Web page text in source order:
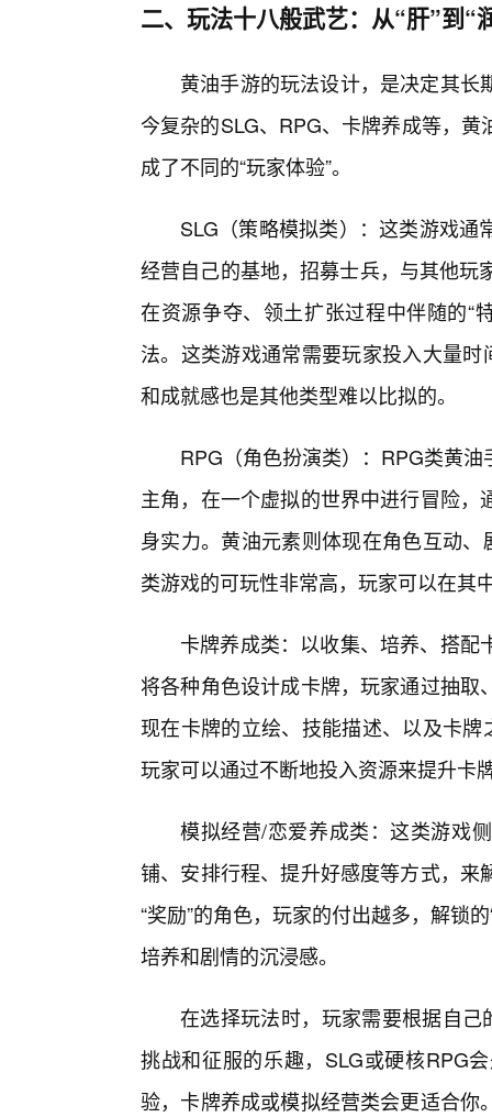
二、玩法十八般武艺：从“肝”到“
黄油手游的玩法设计，是决定其
今复杂的SLG、RPG、卡牌养成等，
成了不同的“玩家体验”。
SLG（策略模拟类）：这类游戏
经营自己的基地，招募士兵，与其他
在资源争夺、领土扩张过程中伴随的“
法。这类游戏通常需要玩家投入大量
和成就感也是其他类型难以比拟的。
RPG（角色扮演类）：RPG类黄
主角，在一个虚拟的世界中进行冒险
身实力。黄油元素则体现在角色互动
类游戏的可玩性非常高，玩家可以在其
卡牌养成类：以收集、培养、搭
将各种角色设计成卡牌，玩家通过抽
现在卡牌的立绘、技能描述、以及卡
玩家可以通过不断地投入资源来提升卡
模拟经营/恋爱养成类：这类游戏
铺、安排行程、提升好感度等方式，
“奖励”的角色，玩家的付出越多，解锁
培养和剧情的沉浸感。
在选择玩法时，玩家需要根据自己
挑战和征服的乐趣，SLG或硬核RPG
验，卡牌养成或模拟经营类会更适合